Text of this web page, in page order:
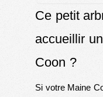
Ce petit
accueillir
Coon ?
Si votre Maine